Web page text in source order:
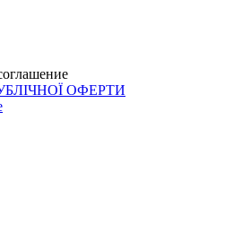
ОФЕРТИ